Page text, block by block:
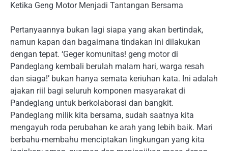
Ketika Geng Motor Menjadi Tantangan Bersama
Pertanyaannya bukan lagi siapa yang akan bertindak,
namun kapan dan bagaimana tindakan ini dilakukan
dengan tepat. ‘Geger komunitas! geng motor di
Pandeglang kembali berulah malam hari, warga resah
dan siaga!’ bukan hanya semata keriuhan kata. Ini adalah
ajakan riil bagi seluruh komponen masyarakat di
Pandeglang untuk berkolaborasi dan bangkit.
Pandeglang milik kita bersama, sudah saatnya kita
mengayuh roda perubahan ke arah yang lebih baik. Mari
berbahu-membahu menciptakan lingkungan yang kita